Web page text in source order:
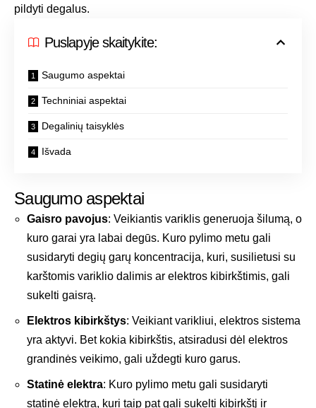
pildyti degalus.
Puslapyje skaitykite:
Saugumo aspektai
Techniniai aspektai
Degalinių taisyklės
Išvada
Saugumo aspektai
Gaisro pavojus: Veikiantis variklis generuoja šilumą, o
kuro garai yra labai degūs. Kuro pylimo metu gali
susidaryti degių garų koncentracija, kuri, susilietusi su
karštomis variklio dalimis ar elektros kibirkštimis, gali
sukelti gaisrą.
Elektros kibirkštys: Veikiant varikliui, elektros sistema
yra aktyvi. Bet kokia kibirkštis, atsiradusi dėl elektros
grandinės veikimo, gali uždegti kuro garus.
Statinė elektra: Kuro pylimo metu gali susidaryti
statinė elektra, kuri taip pat gali sukelti kibirkštį ir